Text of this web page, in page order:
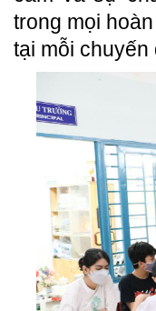
trong mọi
tại mỗi chuyến